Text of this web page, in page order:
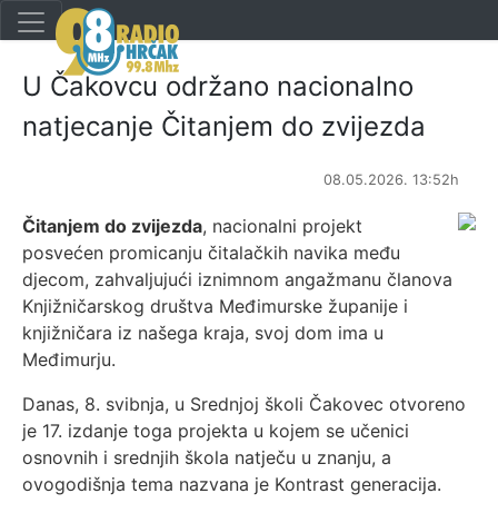
U Čakovcu održano nacionalno
natjecanje Čitanjem do zvijezda
08.05.2026. 13:52h
Čitanjem do zvijezda, nacionalni projekt
posvećen promicanju čitalačkih navika među
djecom, zahvaljujući iznimnom angažmanu članova
Knjižničarskog društva Međimurske županije i
knjižničara iz našega kraja, svoj dom ima u
Međimurju.
Danas, 8. svibnja, u Srednjoj školi Čakovec otvoreno
je 17. izdanje toga projekta u kojem se učenici
osnovnih i srednjih škola natječu u znanju, a
ovogodišnja tema nazvana je Kontrast generacija.